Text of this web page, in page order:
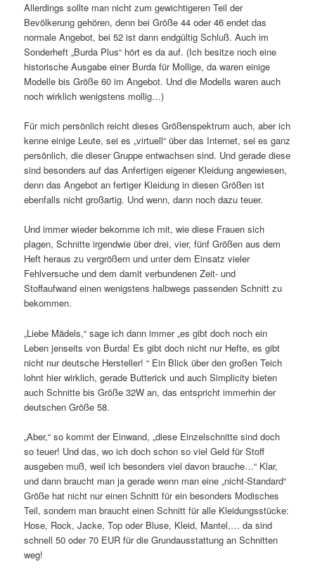
Allerdings sollte man nicht zum gewichtigeren Teil der
Bevölkerung gehören, denn bei Größe 44 oder 46 endet das
normale Angebot, bei 52 ist dann endgültig Schluß. Auch im
Sonderheft „Burda Plus“ hört es da auf. (Ich besitze noch eine
historische Ausgabe einer Burda für Mollige, da waren einige
Modelle bis Größe 60 im Angebot. Und die Modells waren auch
noch wirklich wenigstens mollig…)
Für mich persönlich reicht dieses Größenspektrum auch, aber ich
kenne einige Leute, sei es „virtuell“ über das Internet, sei es ganz
persönlich, die dieser Gruppe entwachsen sind. Und gerade diese
sind besonders auf das Anfertigen eigener Kleidung angewiesen,
denn das Angebot an fertiger Kleidung in diesen Größen ist
ebenfalls nicht großartig. Und wenn, dann noch dazu teuer.
Und immer wieder bekomme ich mit, wie diese Frauen sich
plagen, Schnitte irgendwie über drei, vier, fünf Größen aus dem
Heft heraus zu vergrößern und unter dem Einsatz vieler
Fehlversuche und dem damit verbundenen Zeit- und
Stoffaufwand einen wenigstens halbwegs passenden Schnitt zu
bekommen.
„Liebe Mädels,“ sage ich dann immer „es gibt doch noch ein
Leben jenseits von Burda! Es gibt doch nicht nur Hefte, es gibt
nicht nur deutsche Hersteller! “ Ein Blick über den großen Teich
lohnt hier wirklich, gerade Butterick und auch Simplicity bieten
auch Schnitte bis Größe 32W an, das entspricht immerhin der
deutschen Größe 58.
„Aber,“ so kommt der Einwand, „diese Einzelschnitte sind doch
so teuer! Und das, wo ich doch schon so viel Geld für Stoff
ausgeben muß, weil ich besonders viel davon brauche…“ Klar,
und dann braucht man ja gerade wenn man eine „nicht-Standard“
Größe hat nicht nur einen Schnitt für ein besonders Modisches
Teil, sondern man braucht einen Schnitt für alle Kleidungsstücke:
Hose, Rock, Jacke, Top oder Bluse, Kleid, Mantel,… da sind
schnell 50 oder 70 EUR für die Grundausstattung an Schnitten
weg!